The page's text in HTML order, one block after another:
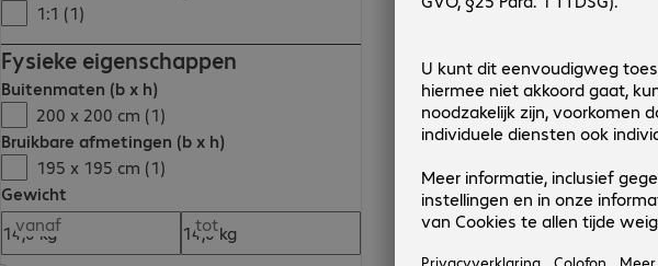
1:1 (1)
Fysieke eigenschappen
Buitenmaten (b x h)
200 x 200 cm (1)
Bruikbare afmetingen (b x h)
195 x 195 cm (1)
Gewicht
vanaf
tot